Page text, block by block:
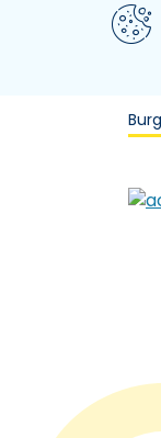
Aller au contenu
We gebruiken